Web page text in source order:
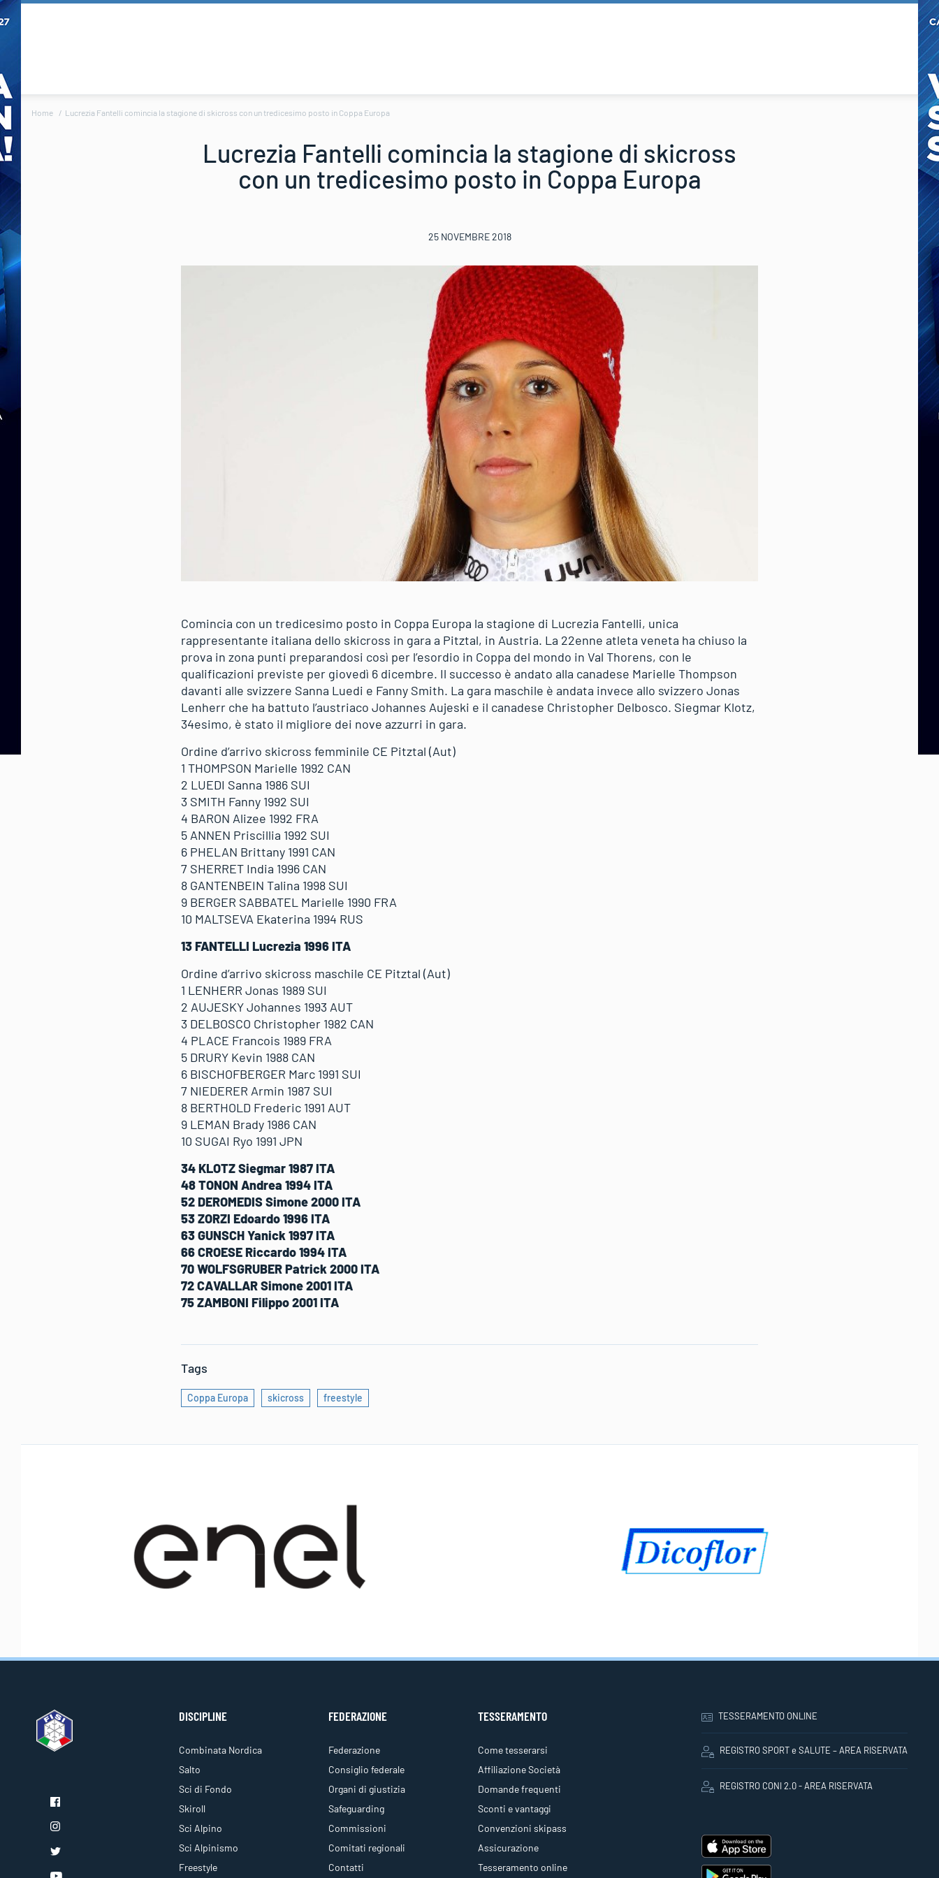
Home Lucrezia Fantelli comincia la stagione di skicross con un tredicesimo posto in Coppa Europa
Lucrezia Fantelli comincia la stagione di skicross
con un tredicesimo posto in Coppa Europa
25 NOVEMBRE 2018
Comincia con un tredicesimo posto in Coppa Europa la stagione di Lucrezia Fantelli, unica
rappresentante italiana dello skicross in gara a Pitztal, in Austria. La 22enne atleta veneta ha chiuso la
prova in zona punti preparandosi così per l’esordio in Coppa del mondo in Val Thorens, con le
qualificazioni previste per giovedì 6 dicembre. Il successo è andato alla canadese Marielle Thompson
davanti alle svizzere Sanna Luedi e Fanny Smith. La gara maschile è andata invece allo svizzero Jonas
Lenherr che ha battuto l’austriaco Johannes Aujeski e il canadese Christopher Delbosco. Siegmar Klotz,
34esimo, è stato il migliore dei nove azzurri in gara.
Ordine d’arrivo skicross femminile CE Pitztal (Aut)
1 THOMPSON Marielle 1992 CAN
2 LUEDI Sanna 1986 SUI
3 SMITH Fanny 1992 SUI
4 BARON Alizee 1992 FRA
5 ANNEN Priscillia 1992 SUI
6 PHELAN Brittany 1991 CAN
7 SHERRET India 1996 CAN
8 GANTENBEIN Talina 1998 SUI
9 BERGER SABBATEL Marielle 1990 FRA
10 MALTSEVA Ekaterina 1994 RUS
13 FANTELLI Lucrezia 1996 ITA
Ordine d’arrivo skicross maschile CE Pitztal (Aut)
1 LENHERR Jonas 1989 SUI
2 AUJESKY Johannes 1993 AUT
3 DELBOSCO Christopher 1982 CAN
4 PLACE Francois 1989 FRA
5 DRURY Kevin 1988 CAN
6 BISCHOFBERGER Marc 1991 SUI
7 NIEDERER Armin 1987 SUI
8 BERTHOLD Frederic 1991 AUT
9 LEMAN Brady 1986 CAN
10 SUGAI Ryo 1991 JPN
34 KLOTZ Siegmar 1987 ITA
48 TONON Andrea 1994 ITA
52 DEROMEDIS Simone 2000 ITA
53 ZORZI Edoardo 1996 ITA
63 GUNSCH Yanick 1997 ITA
66 CROESE Riccardo 1994 ITA
70 WOLFSGRUBER Patrick 2000 ITA
72 CAVALLAR Simone 2001 ITA
75 ZAMBONI Filippo 2001 ITA
Tags
Coppa Europa skicross freestyle
DISCIPLINE
Combinata Nordica
Salto
Sci di Fondo
Skiroll
Sci Alpino
Sci Alpinismo
Freestyle
FEDERAZIONE
Federazione
Consiglio federale
Organi di giustizia
Safeguarding
Commissioni
Comitati regionali
Contatti
TESSERAMENTO
Come tesserarsi
Affiliazione Società
Domande frequenti
Sconti e vantaggi
Convenzioni skipass
Assicurazione
Tesseramento online
TESSERAMENTO ONLINE
REGISTRO SPORT e SALUTE – AREA RISERVATA
REGISTRO CONI 2.0 - AREA RISERVATA